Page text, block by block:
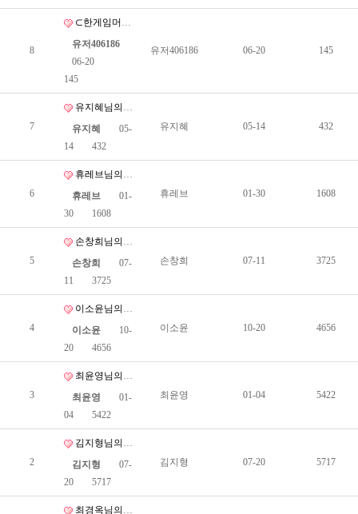
8
⊂한게임머니상⊃ 01０-８467-2２61
유저406186
06-20
145
유저406186 06-20 145
7
유지혜님의 상담신청서
유지혜
05-
14
432
유지혜 05-14 432
6
휴레브님의 상담신청서
휴레브
01-
30
1608
휴레브 01-30 1608
5
손창희님의 상담신청서
손창희
07-
11
3725
손창희 07-11 3725
4
이소윤님의 상담신청서
이소윤
10-
20
4656
이소윤 10-20 4656
3
최윤영님의 상담신청서
최윤영
01-
04
5422
최윤영 01-04 5422
2
김지형님의 상담신청서
김지형
07-
20
5717
김지형 07-20 5717
최경옥님의 상담신청서